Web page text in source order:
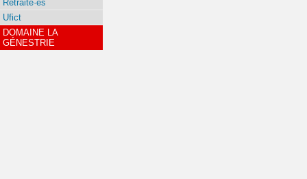
Retraité·es
Ufict
DOMAINE LA
GÉNESTRIE